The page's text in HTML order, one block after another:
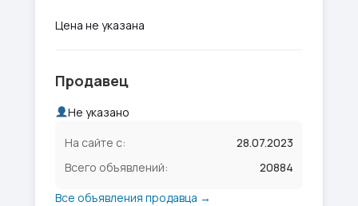
Цена не указана
Продавец
Не указано
На сайте с:
28.07.2023
Всего объявлений:
20884
Все объявления продавца →